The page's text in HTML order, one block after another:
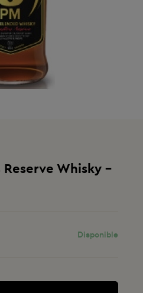
Reserve Whisky -
Disponible